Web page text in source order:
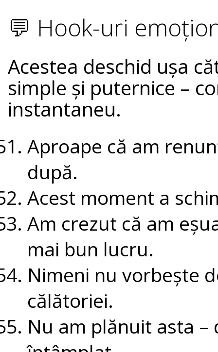
💬 Hook-uri
Acestea deschid ușa
simple și puternice –
instantaneu.
Aproape că am
după.
Acest moment a
Am crezut că am
mai bun lucru.
Nimeni nu vorbește
călătoriei.
Nu am plănuit asta